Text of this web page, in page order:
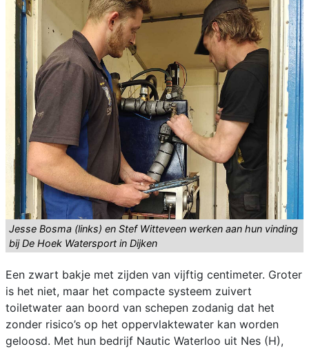
Jesse Bosma (links) en Stef Witteveen werken aan hun vinding
bij De Hoek Watersport in Dijken
Een zwart bakje met zijden van vijftig centimeter. Groter
is het niet, maar het compacte systeem zuivert
toiletwater aan boord van schepen zodanig dat het
zonder risico’s op het oppervlaktewater kan worden
geloosd. Met hun bedrijf Nautic Waterloo uit Nes (H),